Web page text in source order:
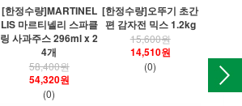
[한정수량]MARTINEL
LIS 마르티넬리 스파클
링 사과주스 296ml x 2
4개
58,400원
54,320원
(0)
[한정수량]오뚜기 초간
편 감자전 믹스 1.2kg
15,600원
14,510원
(0)